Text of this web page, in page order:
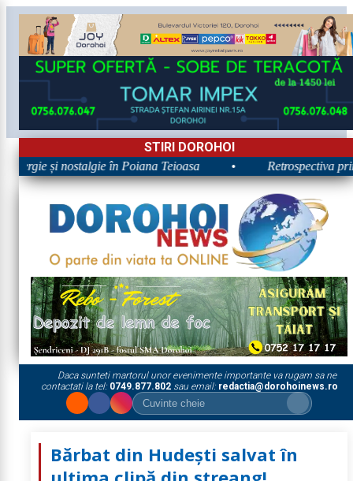
STIRI DOROHOI
și nostalgie în Poiana Teioasa Retrospectiva
Daca sunteti martorul unor evenimente importante va rugam sa ne
contactati la tel: 0749.877.802sau email: redactia@dorohoinews.ro
Bărbat din Hudești salvat în